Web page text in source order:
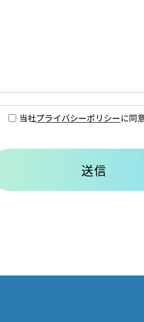
当社プライバシーポリシーに同
送信